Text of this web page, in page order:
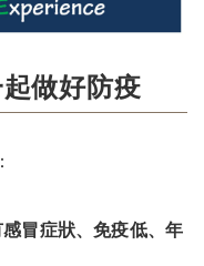
做好防疫
冒症狀、免疫低、年